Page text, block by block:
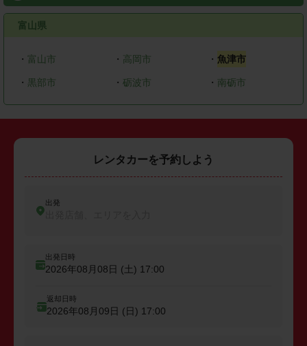
富山県
・ 富山市 ・ 高岡市 ・ 魚津市
・ 黒部市 ・ 砺波市 ・ 南砺市
レンタカーを予約しよう
出発
出発日時
2026年08月08日 (土) 17:00
返却日時
2026年08月09日 (日) 17:00